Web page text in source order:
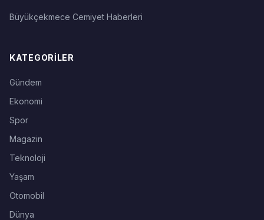
Büyükçekmece Cemiyet Haberleri
KATEGORILER
Gündem
Ekonomi
Spor
Magazin
Teknoloji
Yaşam
Otomobil
Dünya